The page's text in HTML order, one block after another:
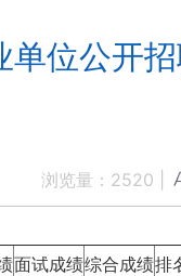
位公开招
浏览量： 2520
面试成绩综合成绩排